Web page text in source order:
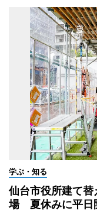
学ぶ・知る
仙台市役所建て
場 夏休みに平日